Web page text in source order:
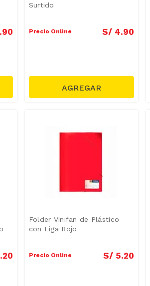
.90
Surtido
Precio Online S/ 4.90
.20
Folder Vinifan de Plástico
con Liga Rojo
Precio Online S/ 5.20